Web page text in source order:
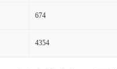
674
4354